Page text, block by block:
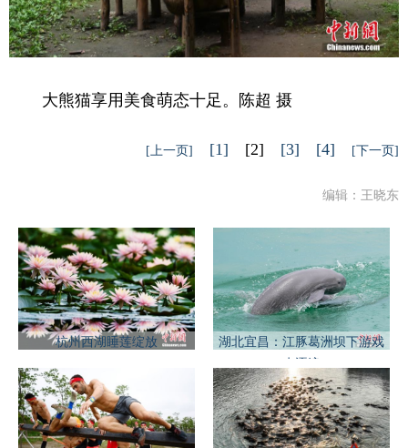
大熊猫享用美食萌态十足。陈超 摄
[上一页] [1] [2] [3] [4] [下一页]
编辑：王晓东
杭州西湖睡莲绽放
湖北宜昌：江豚葛洲坝下游戏